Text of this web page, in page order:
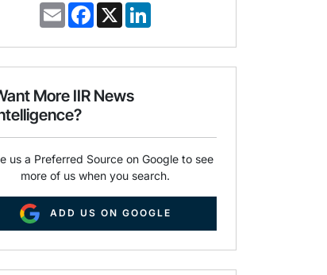
E
m
i
F
a
e
o
k
X
k
d
More IIR News
us a Preferred Source on Google to see
more of us when you search.
ADD US ON GOOGLE